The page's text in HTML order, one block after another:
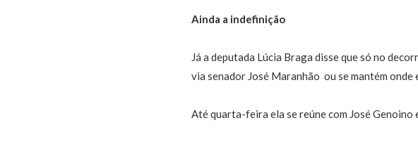
Ainda a indefinição
Já a deputada Lúcia Braga disse que só no
via senador José Maranhão  ou se mantém onde
Até quarta-feira ela se reúne com José Genoino